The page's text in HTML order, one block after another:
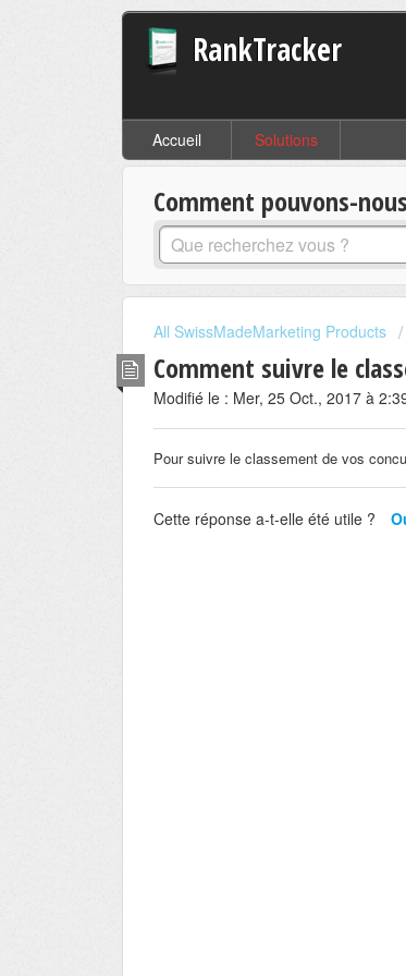
RankTracker
Accueil Solutions
Comment pouvons-
All SwissMadeMarketing Products
Comment suivre le
Modifié le : Mer, 25 Oct., 2017 à
Pour suivre le classement de vos
Cette réponse a-t-elle été utile ?